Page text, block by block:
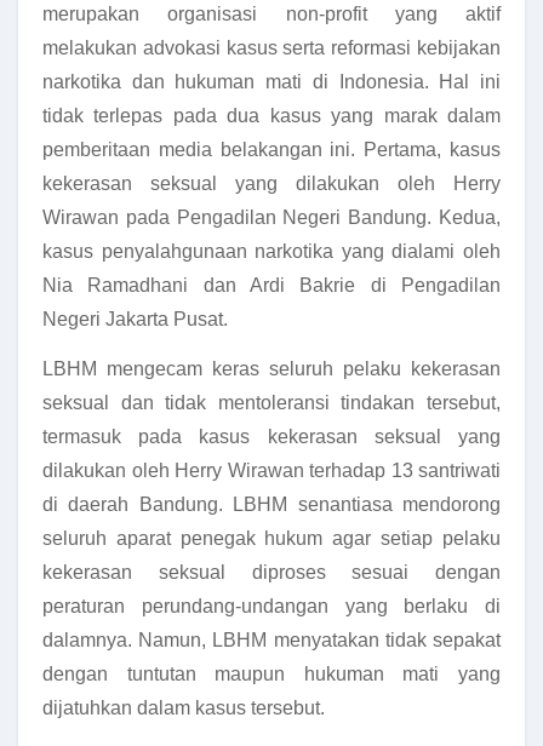
merupakan organisasi non-profit yang aktif
melakukan advokasi kasus serta reformasi kebijakan
narkotika dan hukuman mati di Indonesia. Hal ini
tidak terlepas pada dua kasus yang marak dalam
pemberitaan media belakangan ini. Pertama, kasus
kekerasan seksual yang dilakukan oleh Herry
Wirawan pada Pengadilan Negeri Bandung. Kedua,
kasus penyalahgunaan narkotika yang dialami oleh
Nia Ramadhani dan Ardi Bakrie di Pengadilan
Negeri Jakarta Pusat.
LBHM mengecam keras seluruh pelaku kekerasan
seksual dan tidak mentoleransi tindakan tersebut,
termasuk pada kasus kekerasan seksual yang
dilakukan oleh Herry Wirawan terhadap 13 santriwati
di daerah Bandung. LBHM senantiasa mendorong
seluruh aparat penegak hukum agar setiap pelaku
kekerasan seksual diproses sesuai dengan
peraturan perundang-undangan yang berlaku di
dalamnya. Namun, LBHM menyatakan tidak sepakat
dengan tuntutan maupun hukuman mati yang
dijatuhkan dalam kasus tersebut.